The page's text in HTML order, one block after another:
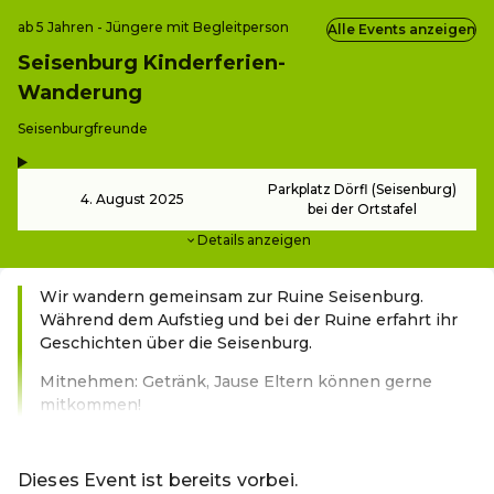
ab 5 Jahren - Jüngere mit Begleitperson
Seisenburg Kinderferien-
Wanderung
-
Seisenburgfreunde
4. August 2025
Parkplatz Dörfl (Seisenburg)
bei der Ortstafel
Details anzeigen
Alle Events anzeigen
Wir wandern gemeinsam zur Ruine Seisenburg.
Während dem Aufstieg und bei der Ruine erfahrt ihr
Geschichten über die Seisenburg.
Mitnehmen: Getränk, Jause Eltern können gerne
mitkommen!
Dieses Event ist bereits vorbei.